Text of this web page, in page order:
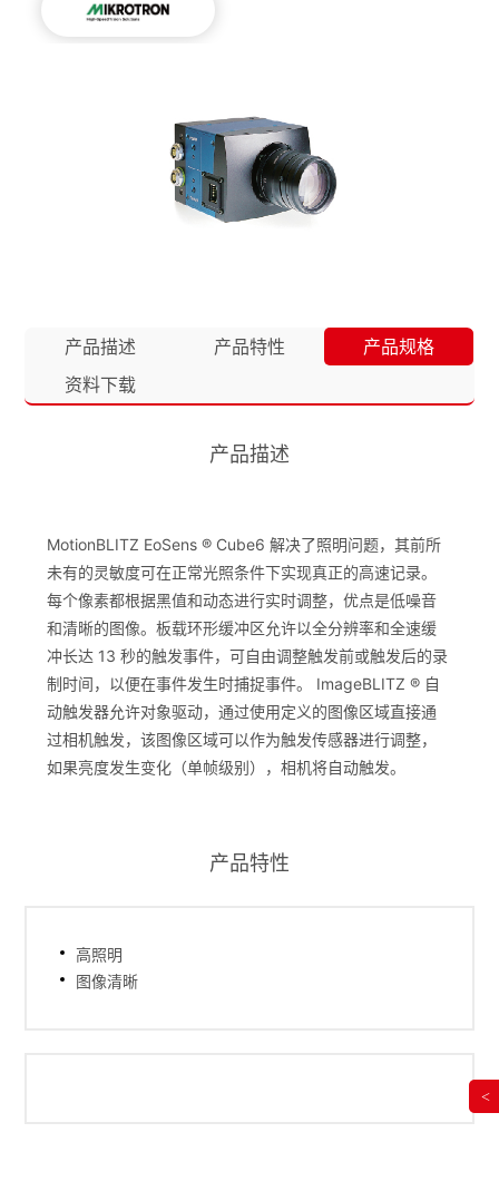
产品描述 产品特性
产品规格
资料下载
产品描述
MotionBLITZ EoSens ® Cube6 解决了照明问题，其前所
未有的灵敏度可在正常光照条件下实现真正的高速记录。
每个像素都根据黑值和动态进行实时调整，优点是低噪音
和清晰的图像。板载环形缓冲区允许以全分辨率和全速缓
冲长达 13 秒的触发事件，可自由调整触发前或触发后的录
制时间，以便在事件发生时捕捉事件。 ImageBLITZ ® 自
动触发器允许对象驱动，通过使用定义的图像区域直接通
过相机触发，该图像区域可以作为触发传感器进行调整，
如果亮度发生变化（单帧级别），相机将自动触发。
产品特性
高照明
图像清晰
<